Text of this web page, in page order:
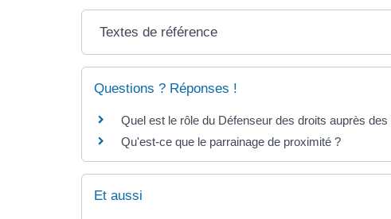
Textes de référence
Questions ? Réponses !
Quel est le rôle du Défenseur des droits auprès des
Qu'est-ce que le parrainage de proximité ?
Et aussi